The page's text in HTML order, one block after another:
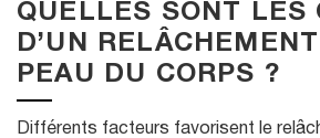
QUELLES SONT LES
D’UN
PEAU DU CORPS ?
Différents facteurs favorisent le